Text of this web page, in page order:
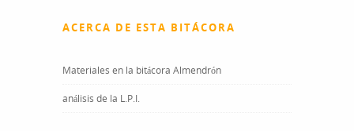
ACERCA DE ESTA BITÁCORA
Materiales en la bitácora Almendrón
análisis de la L.P.I.